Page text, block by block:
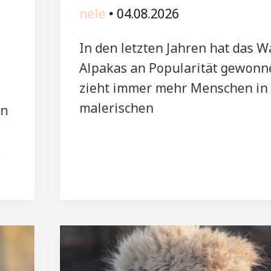
nele • 04.08.2026
In den letzten Jahren hat das
Alpakas an Popularität
zieht immer mehr Menschen in
malerischen